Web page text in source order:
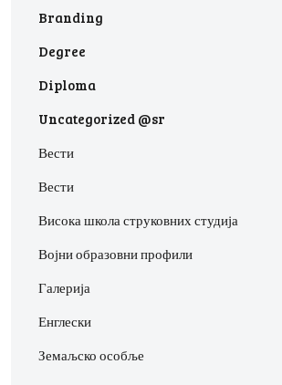
Branding
Degree
Diploma
Uncategorized @sr
Вести
Вести
Висока школа струковних студија
Војни образовни профили
Галерија
Енглески
Земаљско особље